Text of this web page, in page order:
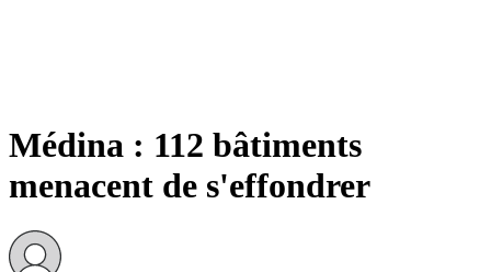
Médina : 112 bâtiments
menacent de s'effondrer